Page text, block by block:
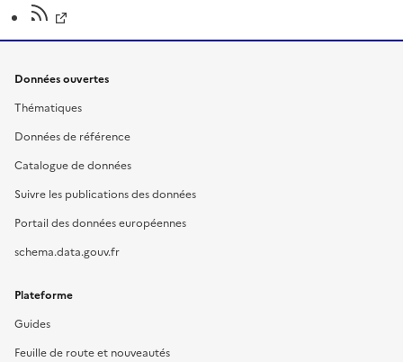
Données ouvertes
Thématiques
Données de référence
Catalogue de données
Suivre les publications des données
Portail des données européennes
schema.data.gouv.fr
Plateforme
Guides
Feuille de route et nouveautés